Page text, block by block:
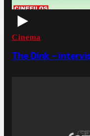
Cinema
The Dink -